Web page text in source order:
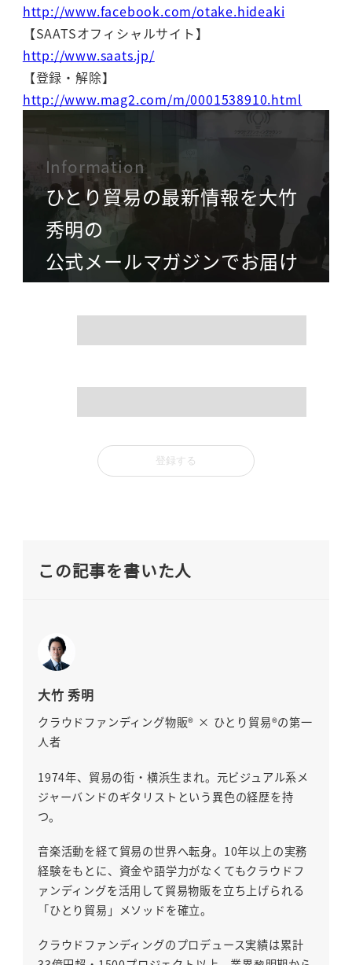
http://www.facebook.com/otake.hideaki
【SAATSオフィシャルサイト】
http://www.saats.jp/
【登録・解除】
http://www.mag2.com/m/0001538910.html
Information
ひとり貿易の最新情報を大竹
秀明の
公式メールマガジンでお届け
この記事を書いた人
大竹 秀明
クラウドファンディング物販® × ひとり貿易®の第一
人者
1974年、貿易の街・横浜生まれ。元ビジュアル系メ
ジャーバンドのギタリストという異色の経歴を持
つ。
音楽活動を経て貿易の世界へ転身。10年以上の実務
経験をもとに、資金や語学力がなくてもクラウドフ
ァンディングを活用して貿易物販を立ち上げられる
「ひとり貿易」メソッドを確立。
クラウドファンディングのプロデュース実績は累計